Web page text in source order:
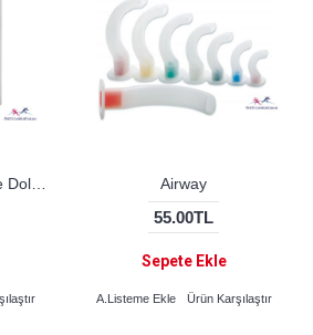
Airway
55.00TL
Sepete Ekle
A.Listeme Ekle Ürün Karşılaştır